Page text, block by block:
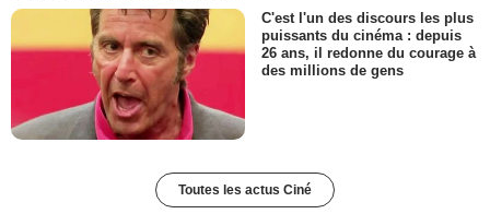
C'est l'un des discours les plus
puissants du cinéma : depuis
26 ans, il redonne du courage à
des millions de gens
Toutes les actus Ciné